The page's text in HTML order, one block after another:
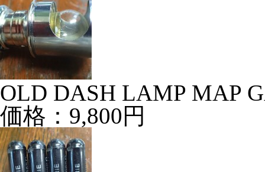
OLD DASH LAMP MAP
価格：9,800円